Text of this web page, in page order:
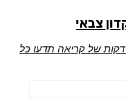
השאלות הנפוצות ביותר, לאחר 2 דקות של קריאה תדעו כל